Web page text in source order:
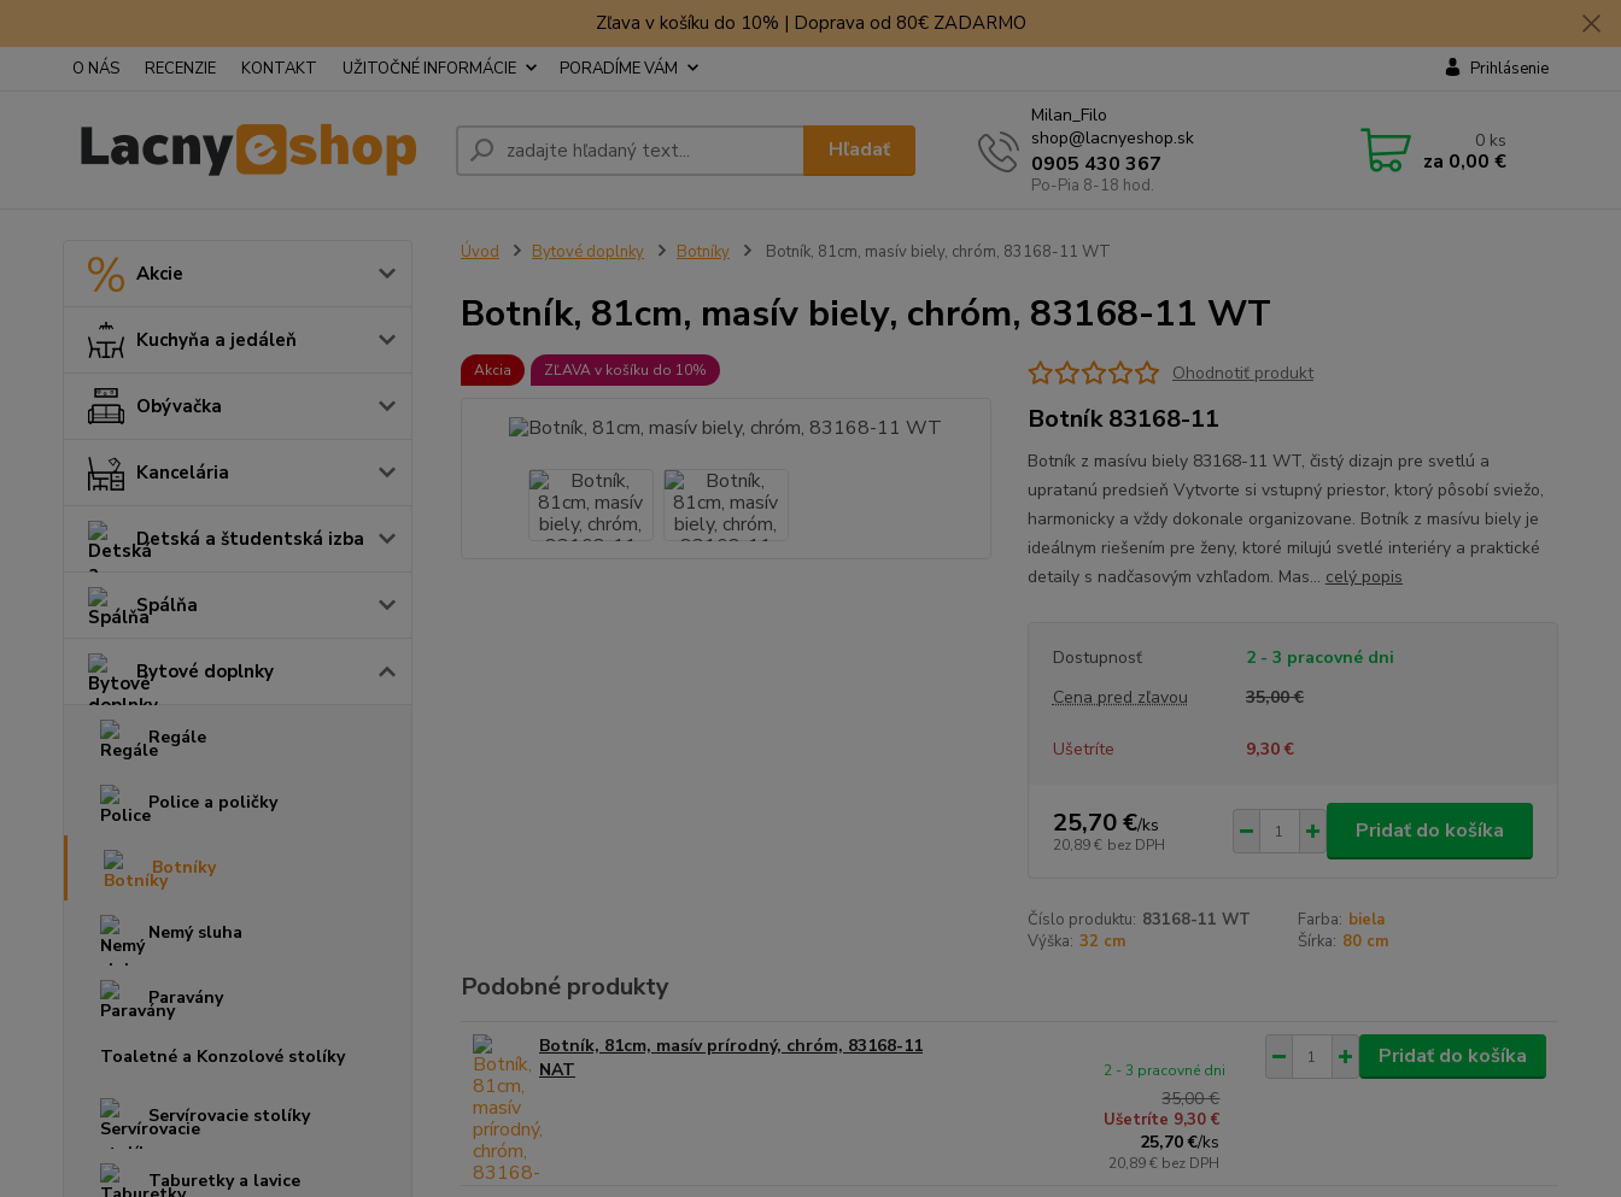
Zľava v košíku do 10% | Doprava od 80€ ZADARMO
O NÁS RECENZIE KONTAKT UŽITOČNÉ INFORMÁCIE PORADÍME VÁM Prihlásenie
Hľadať
Milan_Filo
shop@lacnyeshop.sk
0905 430 367
Po-Pia 8-18 hod.
0 ks
za 0,00 €
Akcie
Kuchyňa a jedáleň
Obývačka
Kancelária
Detská a študentská izba
Spálňa
Bytové doplnky
Regále
Police a poličky
Botníky
Nemý sluha
Paravány
Toaletné a Konzolové stolíky
Servírovacie stolíky
Taburetky a lavice
Úvod Bytové doplnky Botníky Botník, 81cm, masív biely, chróm, 83168-11 WT
Botník, 81cm, masív biely, chróm, 83168-11 WT
Akcia ZĽAVA v košíku do 10% Ohodnotiť produkt
Botník 83168-11
Botník z masívu biely 83168-11 WT, čistý dizajn pre svetlú a
upratanú predsieň Vytvorte si vstupný priestor, ktorý pôsobí sviežo,
harmonicky a vždy dokonale organizovane. Botník z masívu biely je
ideálnym riešením pre ženy, ktoré milujú svetlé interiéry a praktické
detaily s nadčasovým vzhľadom. Mas... celý popis
Dostupnosť
2 - 3 pracovné dni
Cena pred zľavou
35,00 €
Ušetríte 9,30 €
25,70 €/ks
20,89 € bez DPH
Pridať do košíka
Číslo produktu: 83168-11 WT Farba: biela
Výška: 32 cm Šírka: 80 cm
Podobné produkty
Botník, 81cm, masív prírodný, chróm, 83168-11
NAT
35,00 €
Ušetríte 9,30 €
25,70 €/ks
20,89 € bez DPH
2 - 3 pracovné dni
Pridať do košíka